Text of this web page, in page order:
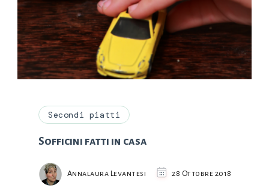
Secondi piatti
Sofficini fatti in casa
Annalaura Levantesi 28 Ottobre 2018